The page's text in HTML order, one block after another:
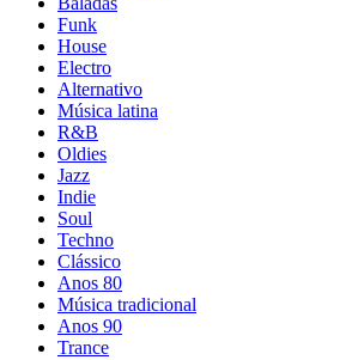
Funk
House
Electro
Alternativo
Música latina
R&B
Oldies
Jazz
Indie
Soul
Techno
Clássico
Anos 80
Música tradicional
Anos 90
Trance